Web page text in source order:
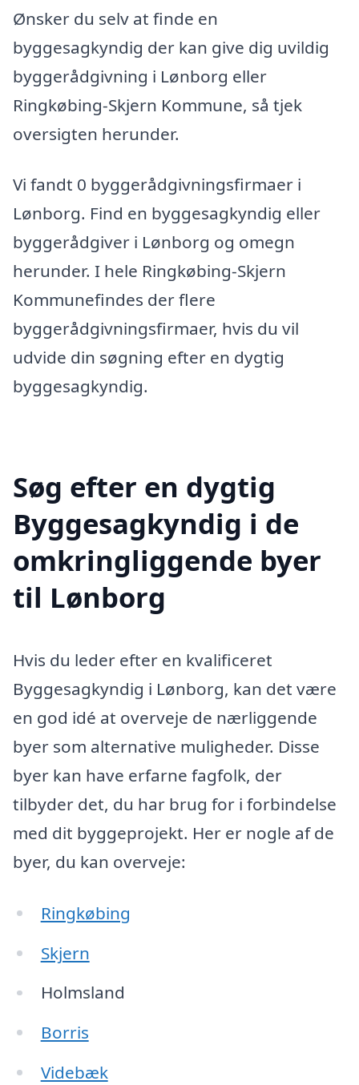
Ønsker du selv at finde en
byggesagkyndig der kan give dig uvildig
byggerådgivning i Lønborg eller
Ringkøbing-Skjern Kommune, så tjek
oversigten herunder.
Vi fandt 0 byggerådgivningsfirmaer i
Lønborg. Find en byggesagkyndig eller
byggerådgiver i Lønborg og omegn
herunder. I hele Ringkøbing-Skjern
Kommunefindes der flere
byggerådgivningsfirmaer, hvis du vil
udvide din søgning efter en dygtig
byggesagkyndig.
Søg efter en dygtig
Byggesagkyndig i de
omkringliggende byer
til Lønborg
Hvis du leder efter en kvalificeret
Byggesagkyndig i Lønborg, kan det være
en god idé at overveje de nærliggende
byer som alternative muligheder. Disse
byer kan have erfarne fagfolk, der
tilbyder det, du har brug for i forbindelse
med dit byggeprojekt. Her er nogle af de
byer, du kan overveje:
Ringkøbing
Skjern
Holmsland
Borris
Videbæk